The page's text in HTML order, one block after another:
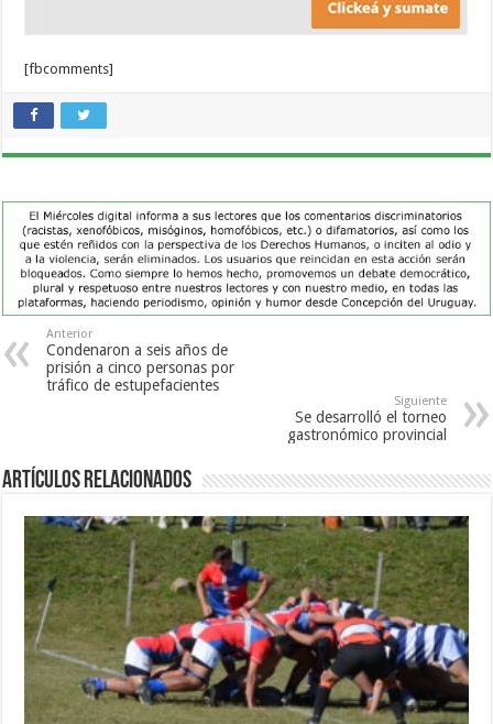
[fbcomments]
Anterior
Condenaron a seis años de
prisión a cinco personas por
tráfico de estupefacientes
Siguiente
Se desarrolló el torneo
gastronómico provincial
Artículos Relacionados